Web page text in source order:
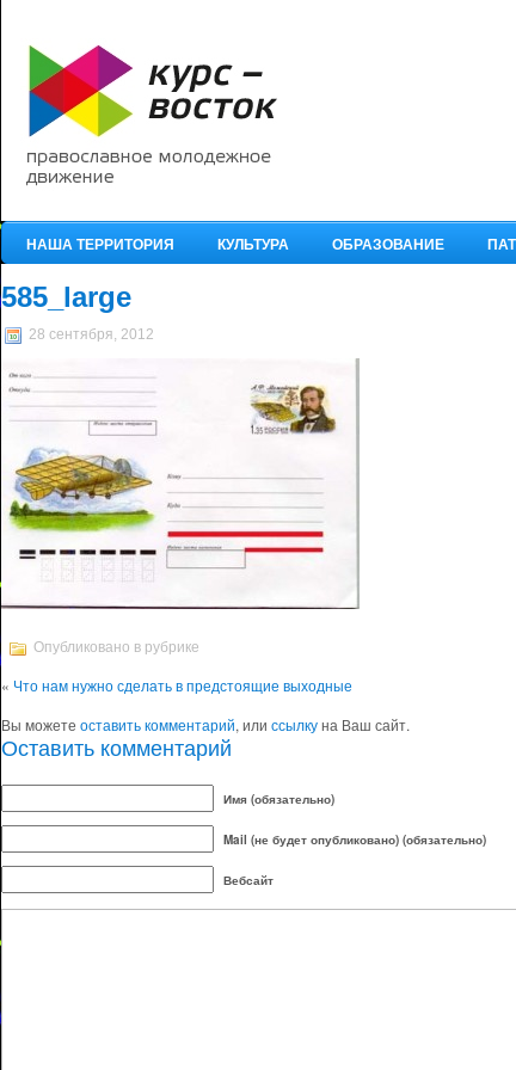
НАША ТЕРРИТОРИЯ КУЛЬТУРА ОБРАЗОВАНИЕ
585_large
28 сентября, 2012
Опубликовано в рубрике
« Что нам нужно сделать в предстоящие выходные
Вы можете оставить комментарий, или ссылкуна Ваш сайт.
Оставить комментарий
Имя (обязательно)
Mail (не будет опубликовано) (обязательно)
Вебсайт